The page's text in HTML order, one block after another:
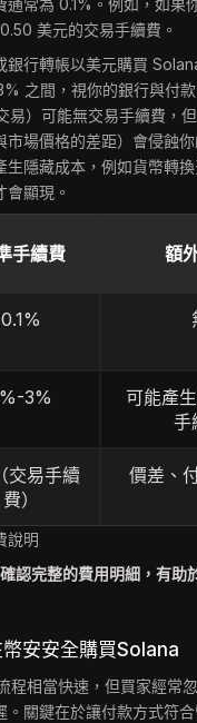
通常為 0.1%。例如，如果
美元的交易手續費。
銀行轉帳以美元購買
之間，視你的銀行與付
易）可能無交易手續費，
市場價格的差距）會侵蝕你
隱藏成本，例如貨幣轉換
顯現。
手續費 額
0.1%
3%
可能產
手
交易手續
費）
價差、
說明
認完整的費用明細，有助
安安全購買Solana
程相當快速，但買家經常
關鍵在於讓付款方式符合